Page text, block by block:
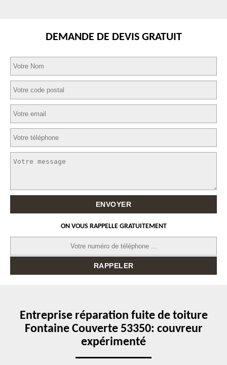
DEMANDE DE DEVIS GRATUIT
ON VOUS RAPPELLE GRATUITEMENT
Entreprise réparation fuite de toiture
Fontaine Couverte 53350: couvreur
expérimenté